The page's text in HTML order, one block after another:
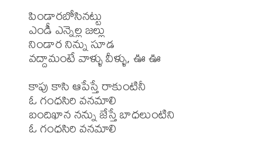
పిండారబోసినట్టు
ఎండీ ఎన్నెల్ల జల్లు
నిండార నిన్ను సూడ
వద్దామంటే వాళ్ళు వీళ్ళు, ఊ ఊ
కాపు కాసి ఆపేస్తే రాకుంటినీ
ఓ గంధసిరి వనమాలి
బందిఖాన నన్ను జేస్తే బాధలుంటిని
ఓ గంధసిరి వనమాలి